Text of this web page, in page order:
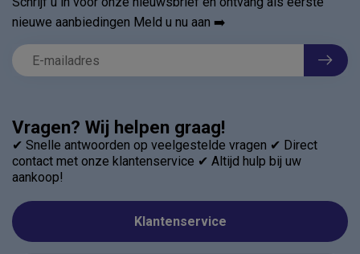
Vragen? Wij helpen graag!
✔ Snelle antwoorden op veelgestelde vragen ✔ Direct
contact met onze klantenservice ✔ Altijd hulp bij uw
aankoop!
Klantenservice
nieuwe aanbiedingen Meld u nu aan ➡️